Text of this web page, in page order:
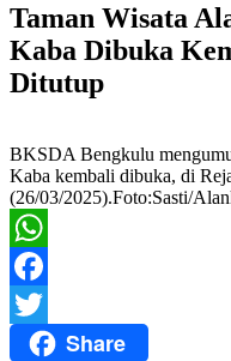
Taman Wisata
Kaba Dibuka
Ditutup
BKSDA Bengkulu
Kaba kembali dibuka, di
(26/03/2025).Foto:Sasti/
WhatsApp
Facebook
Twitter Share